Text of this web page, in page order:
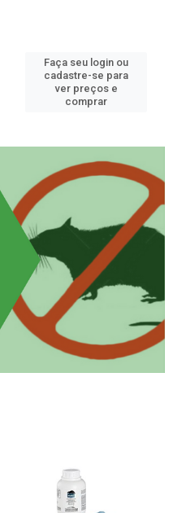
Faça seu login ou
cadastre-se para
ver preços e
comprar